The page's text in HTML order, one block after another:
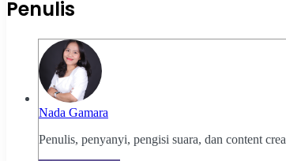
Penulis
Nada Gamara
Penulis, penyanyi, pengisi suara, dan content